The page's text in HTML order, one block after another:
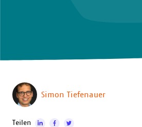
Simon Tiefenauer
Teilen